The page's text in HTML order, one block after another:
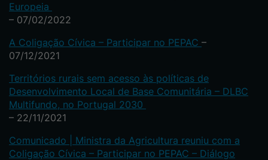
Europeia
– 07/02/2022
A Coligação Cívica – Participar no PEPAC –
07/12/2021
Territórios rurais sem acesso às políticas de
Desenvolvimento Local de Base Comunitária – DLBC
Multifundo, no Portugal 2030
– 22/11/2021
Comunicado | Ministra da Agricultura reuniu com a
Coligação Cívica – Participar no PEPAC – Diálogo